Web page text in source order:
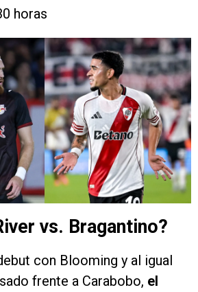
horas
vs. Bragantino?
con Blooming y al igual
frente a Carabobo, el